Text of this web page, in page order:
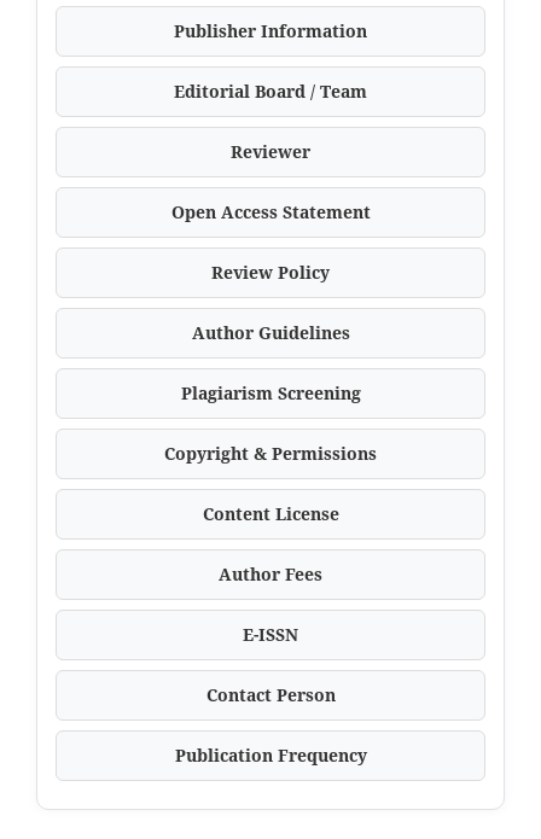
Publisher Information
Editorial Board / Team
Reviewer
Open Access Statement
Review Policy
Author Guidelines
Plagiarism Screening
Copyright & Permissions
Content License
Author Fees
E-ISSN
Contact Person
Publication Frequency